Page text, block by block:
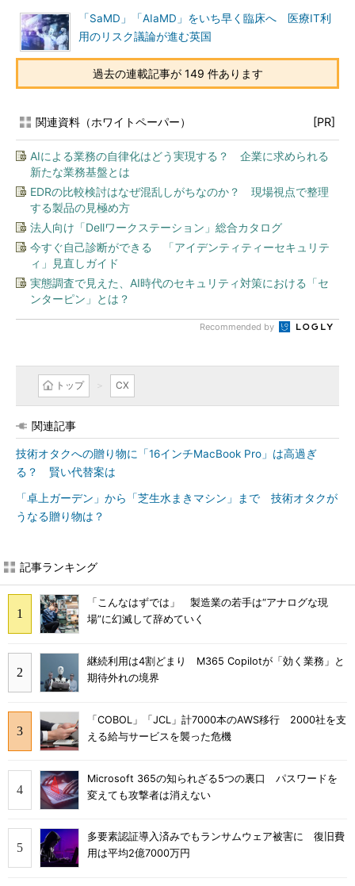
「SaMD」「AIaMD」をいち早く臨床へ 医療IT利
用のリスク議論が進む英国
過去の連載記事が 149 件あります
関連資料（ホワイトペーパー） [PR]
AIによる業務の自律化はどう実現する？ 企業に求められる
新たな業務基盤とは
EDRの比較検討はなぜ混乱しがちなのか？ 現場視点で整理
する製品の見極め方
法人向け「Dellワークステーション」総合カタログ
今すぐ自己診断ができる 「アイデンティティーセキュリテ
ィ」見直しガイド
実態調査で見えた、AI時代のセキュリティ対策における「セ
ンターピン」とは？
Recommended by
トップ CX
関連記事
技術オタクへの贈り物に「16インチMacBook Pro」は高過ぎ
る？ 賢い代替案は
「卓上ガーデン」から「芝生水まきマシン」まで 技術オタクが
うなる贈り物は？
記事ランキング
「こんなはずでは」 製造業の若手は“アナログな現
場”に幻滅して辞めていく
継続利用は4割どまり M365 Copilotが「効く業務」と
期待外れの境界
「COBOL」「JCL」計7000本のAWS移行 2000社を支
える給与サービスを襲った危機
Microsoft 365の知られざる5つの裏口 パスワードを
変えても攻撃者は消えない
多要素認証導入済みでもランサムウェア被害に 復旧費
用は平均2億7000万円